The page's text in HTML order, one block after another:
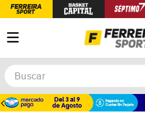
Buscar
TÉRMINOS MÁS BUSCADOS